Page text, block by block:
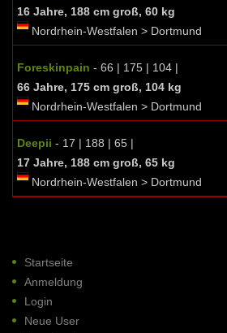
16 Jahre, 188 cm groß, 60 kg
Nordrhein-Westfalen > Dortmund
Foreskinpain - 66 | 175 | 104 |
66 Jahre, 175 cm groß, 104 kg
Nordrhein-Westfalen > Dortmund
Deepii - 17 | 188 | 65 |
17 Jahre, 188 cm groß, 65 kg
Nordrhein-Westfalen > Dortmund
Startseite
Anmeldung
Login
Neue User